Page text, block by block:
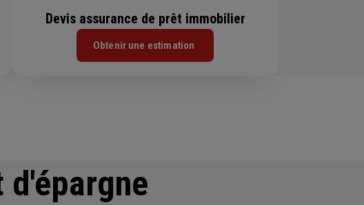
Devis assurance de prêt immobilier
Obtenir une estimation
d'épargne